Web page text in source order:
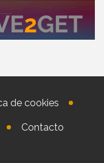
de cookies
Contacto